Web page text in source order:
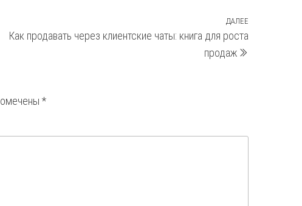
Следующая
запись
ДАЛЕЕ
Как продавать через клиентские чаты: книга для роста
продаж
*